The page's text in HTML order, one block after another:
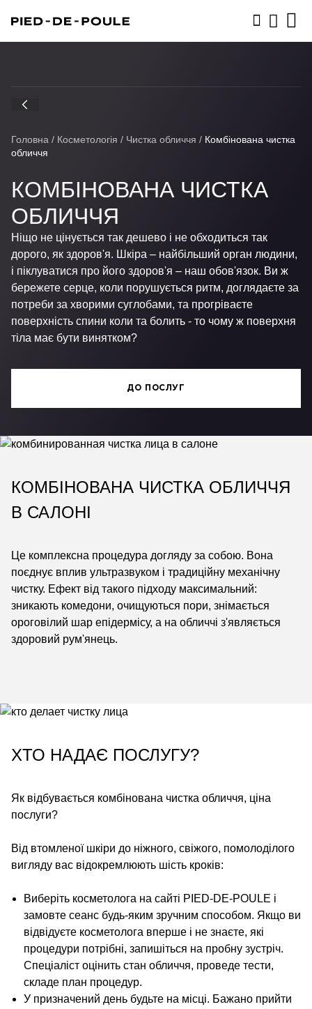
Головна / Косметологія / Чистка обличчя / Комбінована чистка
обличчя
КОМБІНОВАНА ЧИСТКА
ОБЛИЧЧЯ
Ніщо не цінується так дешево і не обходиться так
дорого, як здоров'я. Шкіра – найбільший орган людини,
і піклуватися про його здоров'я – наш обов'язок. Ви ж
бережете серце, коли порушується ритм, доглядаєте за
потреби за хворими суглобами, та прогріваєте
поверхність спини коли та болить - то чому ж поверхня
тіла має бути винятком?
ДО ПОСЛУГ
КОМБІНОВАНА ЧИСТКА ОБЛИЧЧЯ
В САЛОНІ
Це комплексна процедура догляду за собою. Вона
поєднує вплив ультразвуком і традиційну механічну
чистку. Ефект від такого підходу максимальний:
зникають комедони, очищуються пори, знімається
ороговілий шар епідермісу, а на обличчі з'являється
здоровий рум'янець.
ХТО НАДАЄ ПОСЛУГУ?
Як відбувається комбінована чистка обличчя, ціна
послуги?
Від втомленої шкіри до ніжного, свіжого, помолоділого
вигляду вас відокремлюють шість кроків:
Виберіть косметолога на сайті PIED-DE-POULE і
замовте сеанс будь-яким зручним способом. Якщо ви
відвідуєте косметолога вперше і не знаєте, які
процедури потрібні, запишіться на пробну зустріч.
Спеціаліст оцінить стан обличчя, проведе тести,
складе план процедур.
У призначений день будьте на місці. Бажано прийти